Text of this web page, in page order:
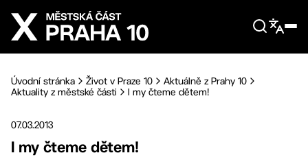
Přejít na hlavní obsah
Úvodní stránka Život v Praze 10
Aktuálně z Prahy 10
Aktuality z městské části
I my čteme dětem!
07.03.2013
I my čteme dětem!